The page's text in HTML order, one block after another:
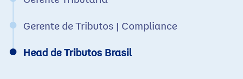
Gerente de Tributos | Compliance
Head de Tributos Brasil